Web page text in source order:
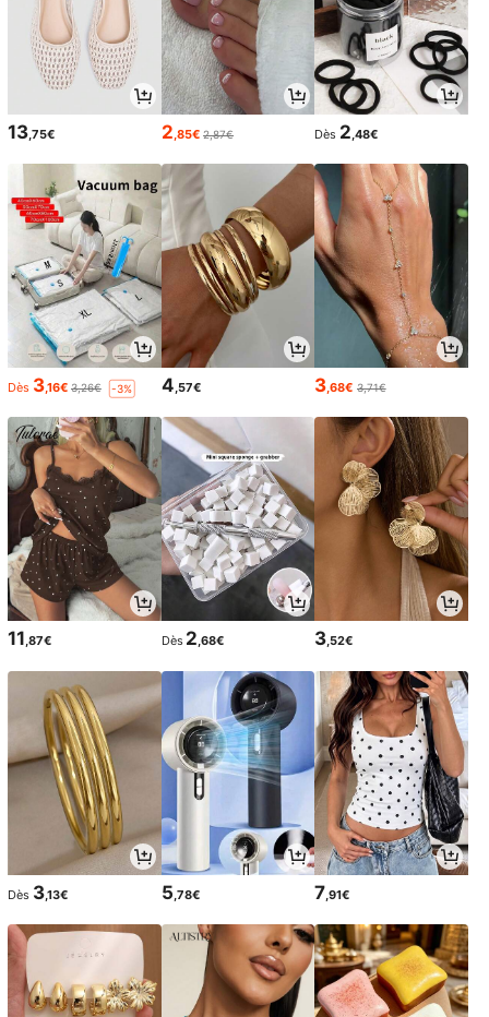
13,75€ 2,85€ 2,87€ Dès 2,48€
Dès 3,16€ 3,26€ -3% 4,57€ 3,68€ 3,71€
11,87€ Dès 2,68€ 3,52€
Dès 3,13€ 5 ,78€ 7 ,91€